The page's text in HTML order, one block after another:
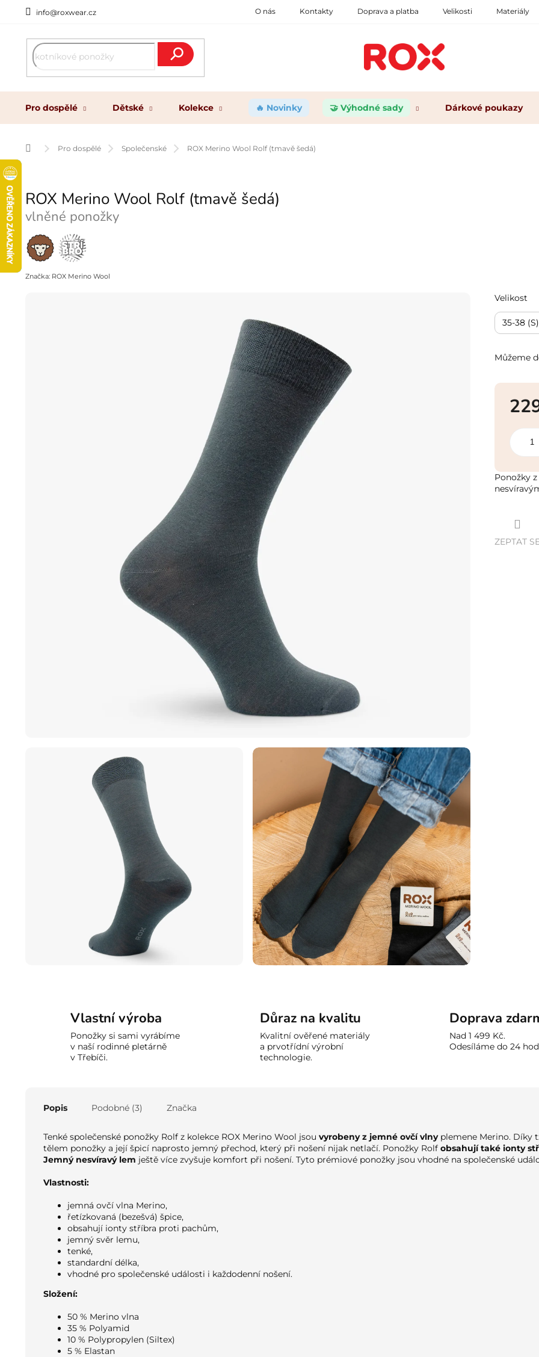
info@roxwear.cz O nás Kontakty Doprava a platba Velikosti Materiály
Hledat
Pro dospělé Dětské Kolekce 🔥 Novinky 🤝 Výhodné sady Dárkové poukazy
DomůPro dospělé Společenské ROX Merino Wool Rolf (tmavě šedá)
ROX Merino Wool Rolf (tmavě šedá)
vlněné ponožky
Merino
vlna
Stříbro
Značka: ROX Merino Wool
Měrná
cena:
Velikost
35-38 (S)
Můžeme
Ponožky
ZEPTAT
Vlastní výroba
Ponožky si sami vyrábíme
v naší rodinné pletárně
v Třebíči.
Důraz na kvalitu
Kvalitní ověřené materiály
a prvotřídní výrobní
technologie.
Doprava
Nad 1 499 Kč.
Odesíláme do 24
Popis Podobné (3) Značka
Tenké společenské ponožky Rolf z kolekce ROX Merino Wool jsou vyrobeny z jemné ovčí vlnyplemene Merino. Díky
tělem ponožky a její špicí naprosto jemný přechod, který při nošení nijak netlačí. Ponožky Rolf obsahují také ionty
Jemný nesvíravý lem ještě více zvyšuje komfort při nošení. Tyto prémiové ponožky jsou vhodné na společenské
Vlastnosti:
jemná ovčí vlna Merino,
řetízkovaná (bezešvá) špice,
obsahují ionty stříbra proti pachům,
jemný svěr lemu,
tenké,
standardní délka,
vhodné pro společenské události i každodenní nošení.
Složení:
50 % Merino vlna
35 % Polyamid
10 % Polypropylen (Siltex)
5 % Elastan